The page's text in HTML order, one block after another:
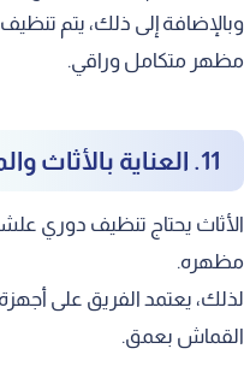
وبالإضافة إلى ذلك، يتم
مظهر متكامل وراقي.
11. العناية بالأثاث والمفروشات
الأثاث يحتاج تنظيف دوري
مظهره.
لذلك، يعتمد الفريق على
القماش بعمق.